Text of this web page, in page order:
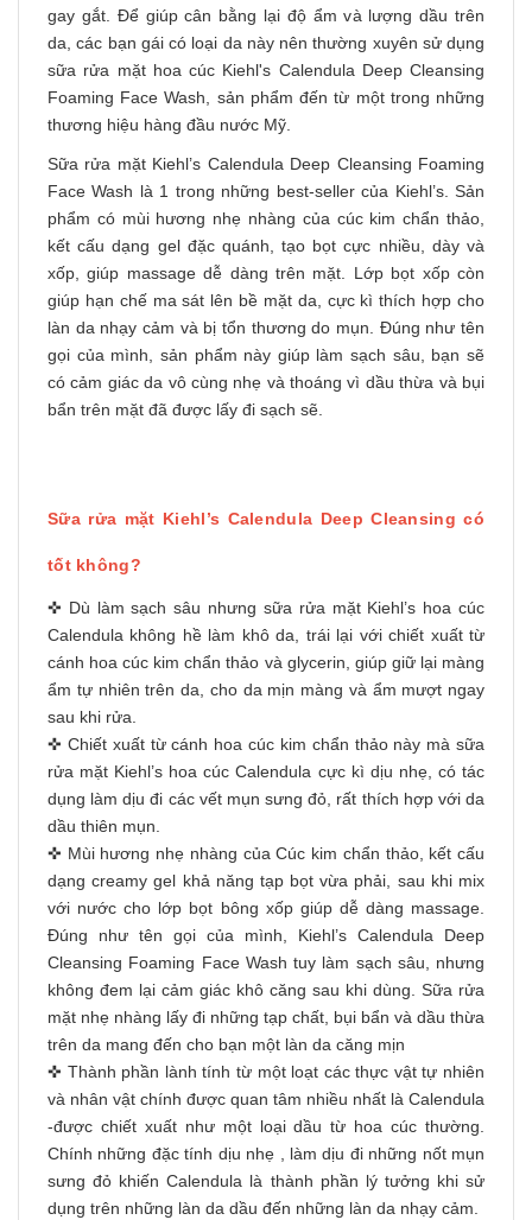
gay gắt. Để giúp cân bằng lại độ ẩm và lượng dầu trên
da, các bạn gái có loại da này nên thường xuyên sử dụng
sữa rửa mặt hoa cúc Kiehl's Calendula Deep Cleansing
Foaming Face Wash, sản phẩm đến từ một trong những
thương hiệu hàng đầu nước Mỹ.
Sữa rửa mặt Kiehl’s Calendula Deep Cleansing Foaming
Face Wash là 1 trong những best-seller của Kiehl’s. Sản
phẩm có mùi hương nhẹ nhàng của cúc kim chẩn thảo,
kết cấu dạng gel đặc quánh, tạo bọt cực nhiều, dày và
xốp, giúp massage dễ dàng trên mặt. Lớp bọt xốp còn
giúp hạn chế ma sát lên bề mặt da, cực kì thích hợp cho
làn da nhạy cảm và bị tổn thương do mụn. Đúng như tên
gọi của mình, sản phẩm này giúp làm sạch sâu, bạn sẽ
có cảm giác da vô cùng nhẹ và thoáng vì dầu thừa và bụi
bẩn trên mặt đã được lấy đi sạch sẽ.
Sữa rửa mặt Kiehl’s Calendula Deep Cleansing có
tốt không?
✜ Dù làm sạch sâu nhưng sữa rửa mặt Kiehl’s hoa cúc
Calendula không hề làm khô da, trái lại với chiết xuất từ
cánh hoa cúc kim chẩn thảo và glycerin, giúp giữ lại màng
ẩm tự nhiên trên da, cho da mịn màng và ẩm mượt ngay
sau khi rửa.
✜ Chiết xuất từ cánh hoa cúc kim chẩn thảo này mà sữa
rửa mặt Kiehl’s hoa cúc Calendula cực kì dịu nhẹ, có tác
dụng làm dịu đi các vết mụn sưng đỏ, rất thích hợp với da
dầu thiên mụn.
✜ Mùi hương nhẹ nhàng của Cúc kim chẩn thảo, kết cấu
dạng creamy gel khả năng tạp bọt vừa phải, sau khi mix
với nước cho lớp bọt bông xốp giúp dễ dàng massage.
Đúng như tên gọi của mình, Kiehl’s Calendula Deep
Cleansing Foaming Face Wash tuy làm sạch sâu, nhưng
không đem lại cảm giác khô căng sau khi dùng. Sữa rửa
mặt nhẹ nhàng lấy đi những tạp chất, bụi bẩn và dầu thừa
trên da mang đến cho bạn một làn da căng mịn
✜ Thành phần lành tính từ một loạt các thực vật tự nhiên
và nhân vật chính được quan tâm nhiều nhất là Calendula
-được chiết xuất như một loại dầu từ hoa cúc thường.
Chính những đặc tính dịu nhẹ , làm dịu đi những nốt mụn
sưng đỏ khiến Calendula là thành phần lý tưởng khi sử
dụng trên những làn da dầu đến những làn da nhạy cảm.